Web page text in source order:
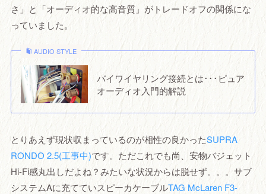
さ」と「オーディオ的な高音質」がトレードオフの関係にな
っていました。
AUDIO STYLE
バイワイヤリング接続とは･･･ピュア
オーディオ入門的解説
とりあえず現状収まっているのが相性の良かったSUPRA
RONDO 2.5(工事中)です。ただこれでも尚、安物バジェット
Hi-Fi感丸出しだよね？みたいな状況からは脱せず。。。サブ
システムAに充てていスピーカケーブルTAG McLaren F3-